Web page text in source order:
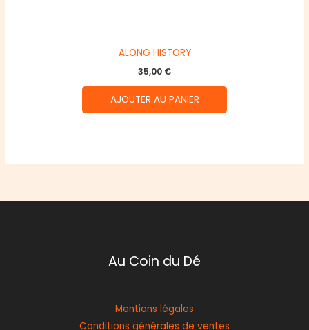
ALONG HISTORY
35,00 €
AJOUTER AU PANIER
Au Coin du Dé
Mentions légales
Conditions générales de ventes